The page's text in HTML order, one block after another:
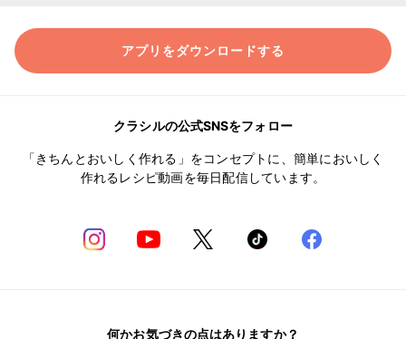
アプリをダウンロードする
クラシルの公式SNSをフォロー
「きちんとおいしく作れる」をコンセプトに、簡単においしく
作れるレシピ動画を毎日配信しています。
何かお気づきの点はありますか？